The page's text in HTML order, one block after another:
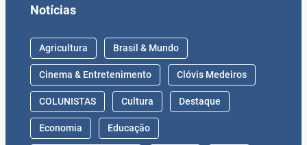
Notícias
Agricultura Brasil & Mundo
Cinema & Entretenimento Clóvis Medeiros
COLUNISTAS Cultura Destaque
Economia Educação